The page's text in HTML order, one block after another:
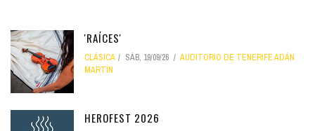
'RAÍCES'
CLÁSICA SÁB, 19/09/26
AUDITORIO DE TENERIFE ADÁN
MARTÍN
HEROFEST 2026